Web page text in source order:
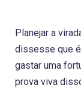
Planejar a
dissesse que
gastar uma
prova viva